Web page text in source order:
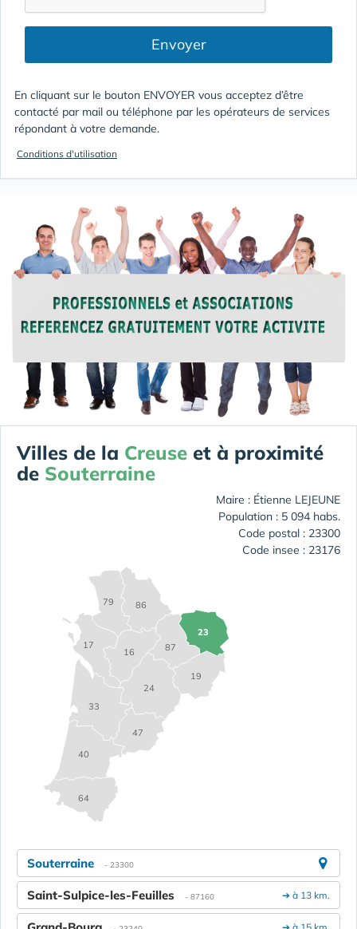
Envoyer
En cliquant sur le bouton ENVOYER vous acceptez d’être
contacté par mail ou téléphone par les opérateurs de services
répondant à votre demande.
Conditions d'utilisation
Villes de la Creuse et à proximité
de Souterraine
Maire : Étienne LEJEUNE
Population : 5 094 habs.
Code postal : 23300
Code insee : 23176
16
17
19
23
24
33
40
47
64
79 86
87
Souterraine - 23300
➔ à 13 km.
Saint-Sulpice-les-Feuilles - 87160